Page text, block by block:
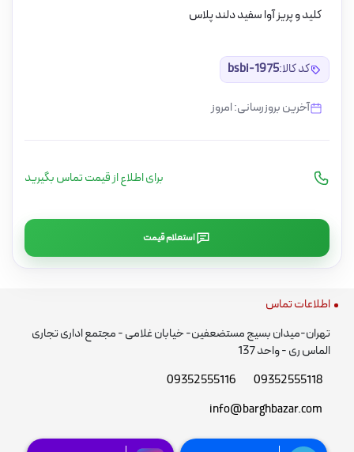
کلید و پریز آوا سفید دلند پلاس
کد کالا:bsbi-1975
آخرین بروزرسانی: امروز
برای اطلاع از قیمت تماس بگیرید
استعلام قیمت
اطلاعات تماس
تهران-میدان بسیج مستضعفین- خیابان غلامی - مجتمع اداری تجاری
الماس ری - واحد 137
09352555118
09352555116
info@barghbazar.com